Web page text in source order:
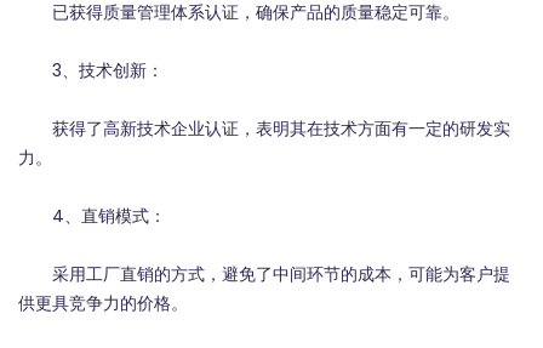
已获得质量管理体系认证，确保产品的质量稳定可靠。
3、技术创新：
获得了高新技术企业认证，表明其在技术方面有一定的研发实
力。
4、直销模式：
采用工厂直销的方式，避免了中间环节的成本，可能为客户提
供更具竞争力的价格。